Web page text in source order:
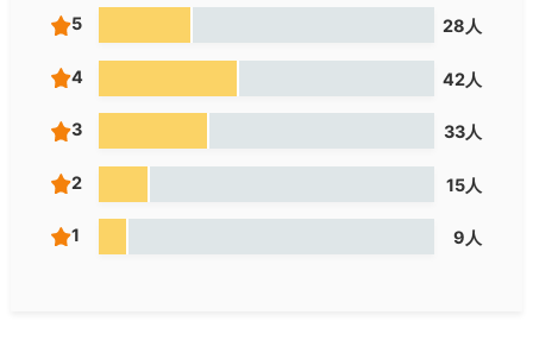
5 28人
4 42人
3 33人
2 15人
1 9人